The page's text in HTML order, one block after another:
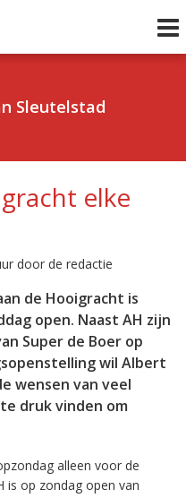
Sleutelstad
elke
door de redactie
de Hooigracht is
open. Naast AH zijn
Super de Boer op
wil Albert
wensen van veel
druk vinden om
alleen voor de
is op zondag open van